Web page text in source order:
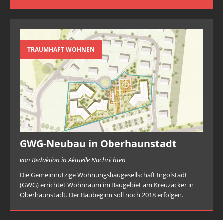
TRAUMHAFT WOHNEN
GWG-Neubau in Oberhaunstadt
von Redaktion in Aktuelle Nachrichten
Die Gemeinnützige Wohnungsbaugesellschaft Ingolstadt
(GWG) errichtet Wohnraum im Baugebiet am Kreuzäcker in
Oberhaunstadt. Der Baubeginn soll noch 2018 erfolgen.